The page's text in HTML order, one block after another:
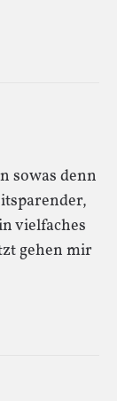
sowas denn
vielfaches
gehen mir